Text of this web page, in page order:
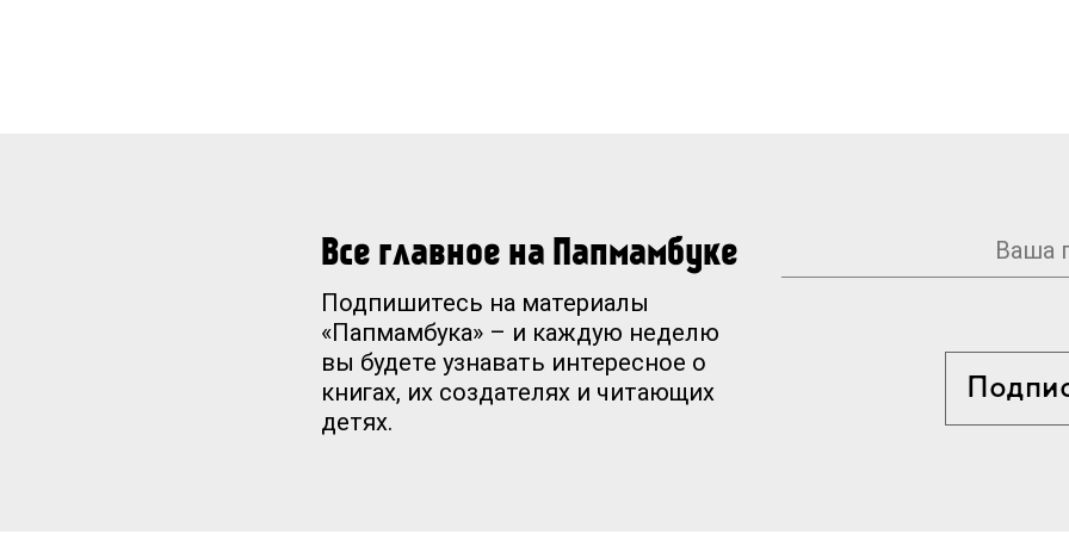
Все главное на Папмамбуке
Подпишитесь на материалы
«Папмамбука» – и каждую неделю
вы будете узнавать интересное о
книгах, их создателях и читающих
детях.